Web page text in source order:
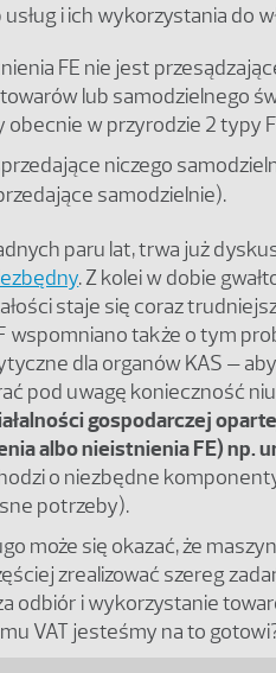
i ich wykorzystania do
FE nie jest
lub samodzielnego
w przyrodzie 2 typy
niczego
samodzielnie).
paru lat, trwa już
. Z kolei w dobie
staje się coraz
wspomniano także o tym
dla organów KAS –
pod uwagę konieczność
gospodarczej
albo nieistnienia FE) np.
o niezbędne
potrzeby).
może się okazać, że
zrealizować szereg
odbiór i wykorzystanie
VAT jesteśmy na to